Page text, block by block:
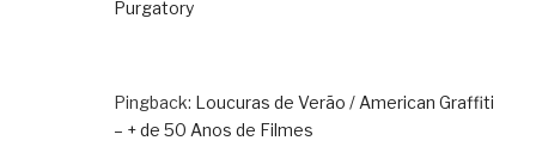
Purgatory
Pingback: Loucuras de Verão / American Graffiti
– + de 50 Anos de Filmes